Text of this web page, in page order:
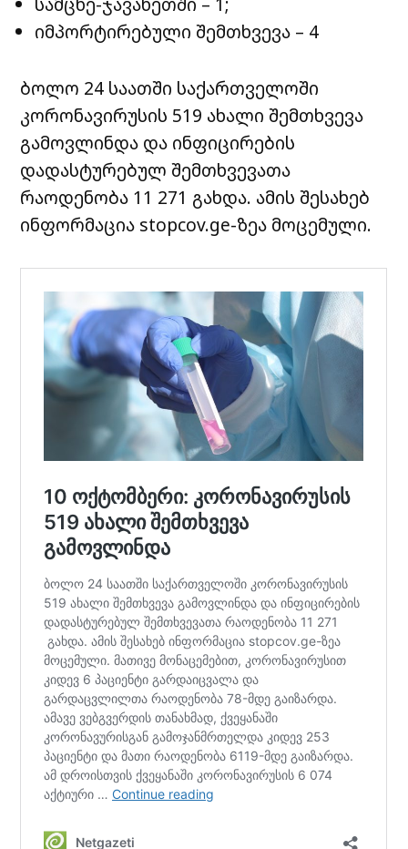
იმპორტირებული შემთხვევა – 4
ბოლო 24 საათში საქართველოში
კორონავირუსის 519 ახალი შემთხვევა
გამოვლინდა და ინფიცირების
დადასტურებულ შემთხვევათა
რაოდენობა 11 271 გახდა. ამის შესახებ
ინფორმაცია stopcov.ge-ზეა მოცემული.